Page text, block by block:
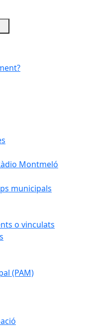
Montmeló
municipals
o vinculats
(PAM)